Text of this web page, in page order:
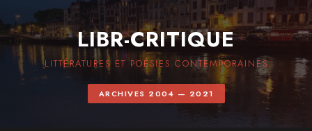
LIBR-CRITIQUE
LITTÉRATURES ET POÉSIES CONTEMPORAINES
ARCHIVES 2004 — 2021